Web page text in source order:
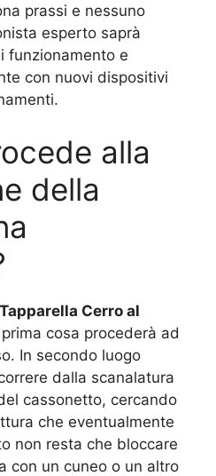
prassi e nessuno
esperto saprà
funzionamento e
con nuovi dispositivi
alla
della
Cerro al
cosa procederà ad
In secondo luogo
dalla scanalatura
cassonetto, cercando
che eventualmente
non resta che bloccare
con un cuneo o un altro